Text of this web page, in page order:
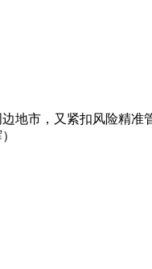
市，又紧扣风险精准